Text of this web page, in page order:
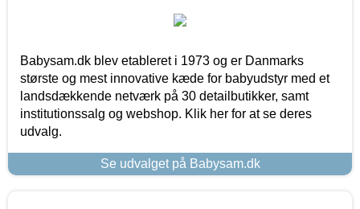
Babysam.dk blev etableret i 1973 og er Danmarks
største og mest innovative kæde for babyudstyr med et
landsdækkende netværk på 30 detailbutikker, samt
institutionssalg og webshop. Klik her for at se deres
udvalg.
Se udvalget på Babysam.dk